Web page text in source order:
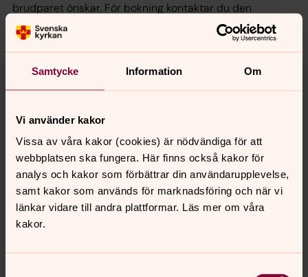
Samtycke Information Om
Vi använder kakor
Vissa av våra kakor (cookies) är nödvändiga för att
webbplatsen ska fungera. Här finns också kakor för
analys och kakor som förbättrar din användarupplevelse,
samt kakor som används för marknadsföring och när vi
länkar vidare till andra plattformar. Läs mer om våra
kakor.
brudparet önskar. För bokning kontaktar du den
församling som kyrkan ligger i.Tänk på att det är viktigt
att vara ute i god tid med att boka, gärna ett år i förväg!
Detta särskilt om det är en populär kyrka eller en
populär tidpunkt som pingst eller speciella datum.
Ja. För många brudpar är det viktigt att bli vigda av en
som du gifter dig i så att de inte bokar upp någon av
sina egna präster.
I Tomelillabygdens församlinghar vi vigseltider lördagar
kl 14.00 och kl 16.00.
Kan man gifta sig mitt i veckan? Ja det kan man